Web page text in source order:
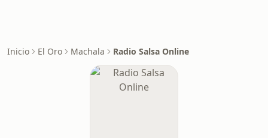
Inicio El Oro Machala Radio Salsa Online